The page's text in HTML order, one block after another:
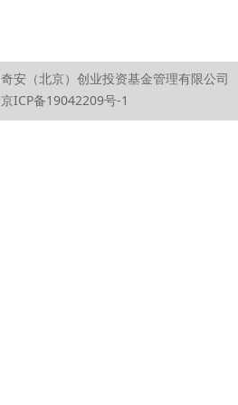
奇安（北京）创业投资基金管理有限公司
京ICP备19042209号-1